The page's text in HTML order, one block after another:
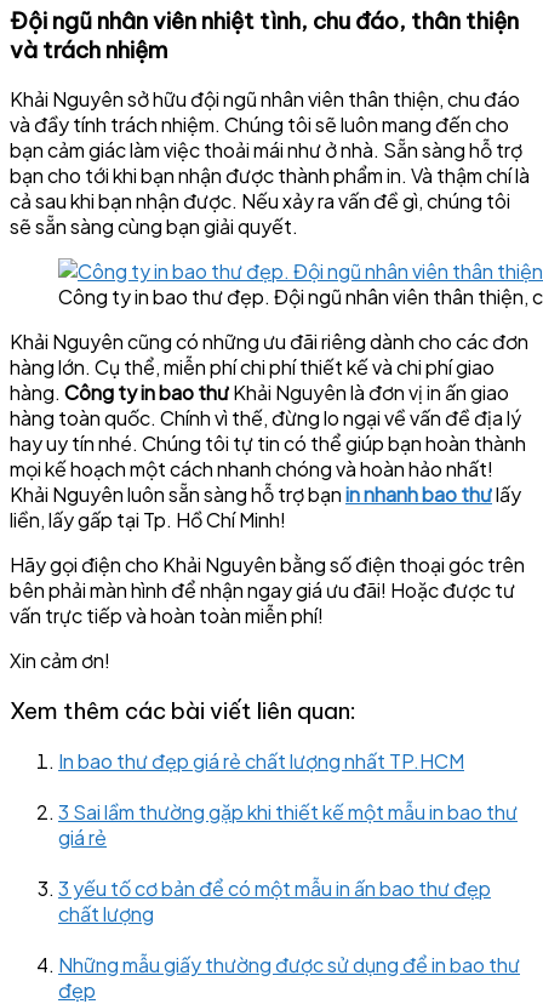
Đội ngũ nhân viên nhiệt tình, chu đáo, thân thiện
và trách nhiệm
Khải Nguyên sở hữu đội ngũ nhân viên thân thiện, chu đáo
và đầy tính trách nhiệm. Chúng tôi sẽ luôn mang đến cho
bạn cảm giác làm việc thoải mái như ở nhà. Sẵn sàng hỗ trợ
bạn cho tới khi bạn nhận được thành phẩm in. Và thậm chí là
cả sau khi bạn nhận được. Nếu xảy ra vấn đề gì, chúng tôi
sẽ sẵn sàng cùng bạn giải quyết.
Công ty in bao thư đẹp. Đội ngũ nhân viên thân thiện,
Khải Nguyên cũng có những ưu đãi riêng dành cho các đơn
hàng lớn. Cụ thể, miễn phí chi phí thiết kế và chi phí giao
hàng. Công ty in bao thưKhải Nguyên là đơn vị in ấn giao
hàng toàn quốc. Chính vì thế, đừng lo ngại về vấn đề địa lý
hay uy tín nhé. Chúng tôi tự tin có thể giúp bạn hoàn thành
mọi kế hoạch một cách nhanh chóng và hoàn hảo nhất!
Khải Nguyên luôn sẵn sàng hỗ trợ bạnin nhanh bao thưlấy
liền, lấy gấp tại Tp. Hồ Chí Minh!
Hãy gọi điện cho Khải Nguyên bằng số điện thoại góc trên
bên phải màn hình để nhận ngay giá ưu đãi! Hoặc được tư
vấn trực tiếp và hoàn toàn miễn phí!
Xin cảm ơn!
Xem thêm các bài viết liên quan:
In bao thư đẹp giá rẻ chất lượng nhất TP.HCM
3 Sai lầm thường gặp khi thiết kế một mẫu in bao thư
giá rẻ
3 yếu tố cơ bản để có một mẫu in ấn bao thư đẹp
chất lượng
Những mẫu giấy thường được sử dụng để in bao thư
đẹp